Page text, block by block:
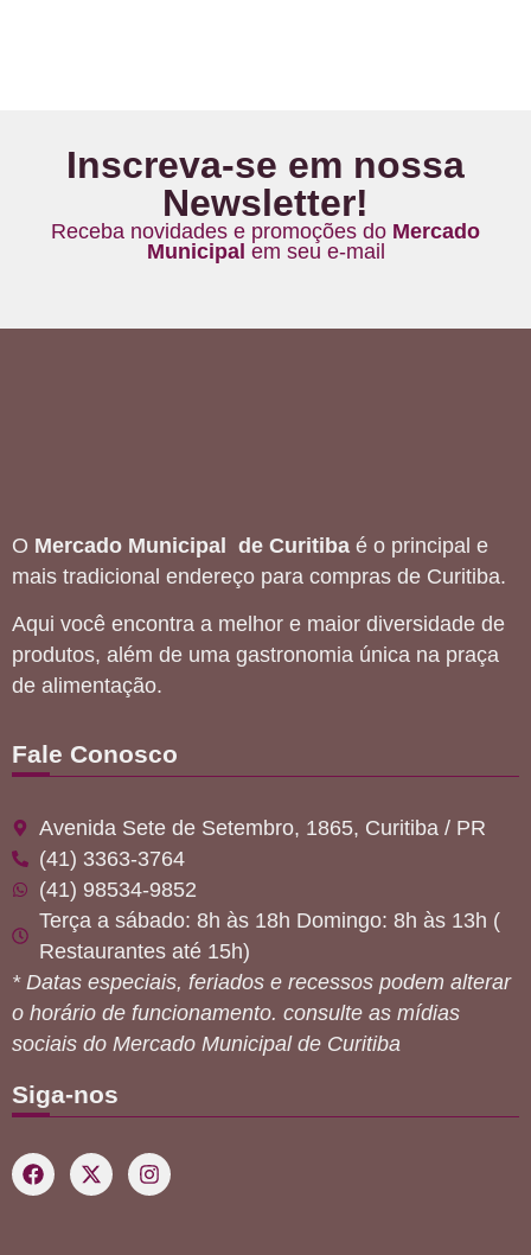
Inscreva-se em nossa
Newsletter!
Receba novidades e promoções do Mercado
Municipal em seu e-mail
O Mercado Municipal de Curitiba é o principal e
mais tradicional endereço para compras de Curitiba.
Aqui você encontra a melhor e maior diversidade de
produtos, além de uma gastronomia única na praça
de alimentação.
Fale Conosco
Avenida Sete de Setembro, 1865, Curitiba / PR
(41) 3363-3764
(41) 98534-9852
Terça a sábado: 8h às 18h Domingo: 8h às 13h (
Restaurantes até 15h)
* Datas especiais, feriados e recessos podem alterar
o horário de funcionamento. consulte as mídias
sociais do Mercado Municipal de Curitiba
Siga-nos